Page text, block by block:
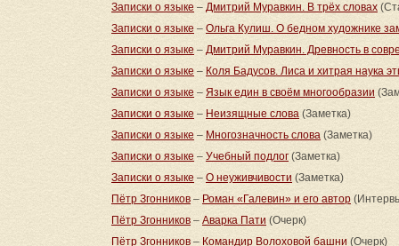
Записки о языке – Дмитрий Муравкин. В трёх словах
Записки о языке – Ольга Кулиш. О бедном художнике
Записки о языке – Дмитрий Муравкин. Древность в
Записки о языке – Коля Бадусов. Лиса и хитрая наука
Записки о языке – Язык един в своём многообразии
Записки о языке – Неизящные слова (Заметка)
Записки о языке – Многозначность слова (Заметка)
Записки о языке – Учебный подлог (Заметка)
Записки о языке – О неуживчивости (Заметка)
Пётр Згонников – Роман «Галевин» и его автор
Пётр Згонников – Аварка Пати (Очерк)
Пётр Згонников – Командир Волоховой башни (Очерк)